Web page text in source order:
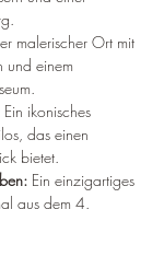
malerischer Ort mit
und einem
Ein ikonisches
das einen
bietet.
Ein einzigartiges
aus dem 4.